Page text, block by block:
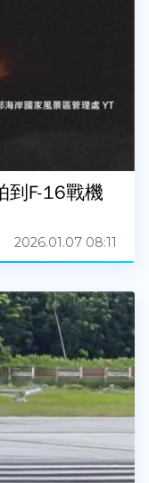
到F-16戰機
2026.01.07 08:11